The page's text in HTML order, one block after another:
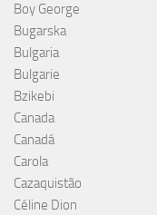
Boy George
Bugarska
Bulgaria
Bulgarie
Bzikebi
Canada
Canadá
Carola
Cazaquistão
Céline Dion